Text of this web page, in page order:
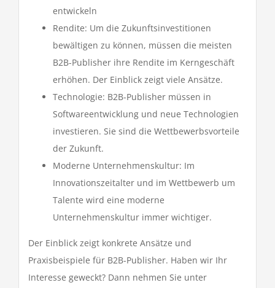
entwickeln
Rendite: Um die Zukunftsinvestitionen
bewältigen zu können, müssen die meisten
B2B-Publisher ihre Rendite im Kerngeschäft
erhöhen. Der Einblick zeigt viele Ansätze.
Technologie: B2B-Publisher müssen in
Softwareentwicklung und neue Technologien
investieren. Sie sind die Wettbewerbsvorteile
der Zukunft.
Moderne Unternehmenskultur: Im
Innovationszeitalter und im Wettbewerb um
Talente wird eine moderne
Unternehmenskultur immer wichtiger.
Der Einblick zeigt konkrete Ansätze und
Praxisbeispiele für B2B-Publisher. Haben wir Ihr
Interesse geweckt? Dann nehmen Sie unter